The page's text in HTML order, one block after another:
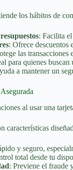
los hábitos de
: Facilita
: Ofrece descuentos
las transacciones
para quienes
a mantener un
al usar una
características
y seguro,
total desde tu
: Previene el fraude